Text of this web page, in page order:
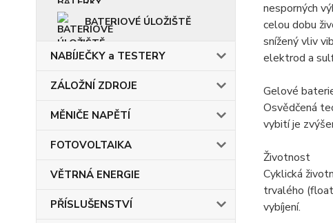
BATERIOVÉ ÚLOŽIŠTĚ
NABÍJEČKY a TESTERY
ZÁLOŽNÍ ZDROJE
MĚNIČE NAPĚTÍ
FOTOVOLTAIKA
VĚTRNÁ ENERGIE
PŘÍSLUŠENSTVÍ
nesporných
celou dobu
snížený vliv
elektrod a
Gelové
Osvědčená
vybití je
Životnost
Cyklická
trvalého
vybíjení.